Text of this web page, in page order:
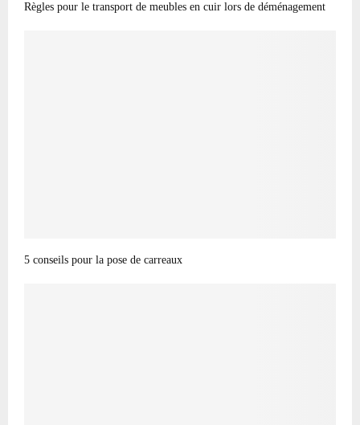
Règles pour le transport de meubles en cuir lors de déménagement
5 conseils pour la pose de carreaux